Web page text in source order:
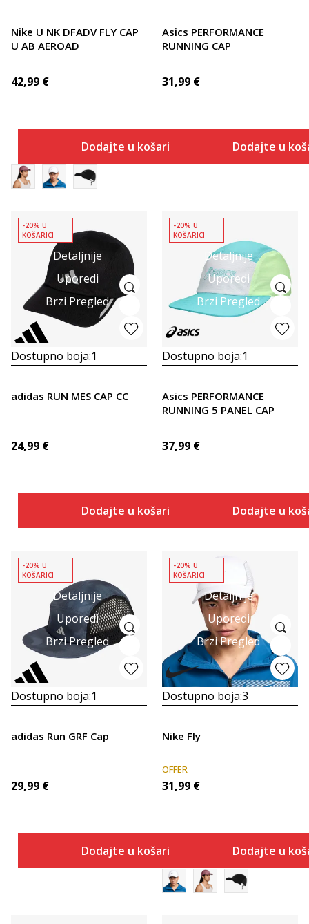
Nike U NK DFADV FLY CAP
U AB AEROAD
42,99 €
Dodajte u košaricu
Asics PERFORMANCE
RUNNING CAP
31,99 €
Dodajte u
Detaljnije
Uporedi
Brzi Pregled
-20% U
KOŠARICI
Dostupno boja:1
adidas RUN MES CAP CC
24,99 €
Dodajte u košaricu
Detaljnije
Uporedi
Brzi Pregled
-20% U
KOŠARICI
Dostupno boja:1
Asics PERFORMANCE
RUNNING 5 PANEL CAP
37,99 €
Dodajte u
Detaljnije
Uporedi
Brzi Pregled
-20% U
KOŠARICI
Dostupno boja:1
adidas Run GRF Cap
29,99 €
Dodajte u košaricu
Detaljnije
Uporedi
Brzi Pregled
-20% U
KOŠARICI
Dostupno boja:3
Nike Fly
OFFER
31,99 €
Dodajte u